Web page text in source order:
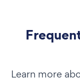
Learn more